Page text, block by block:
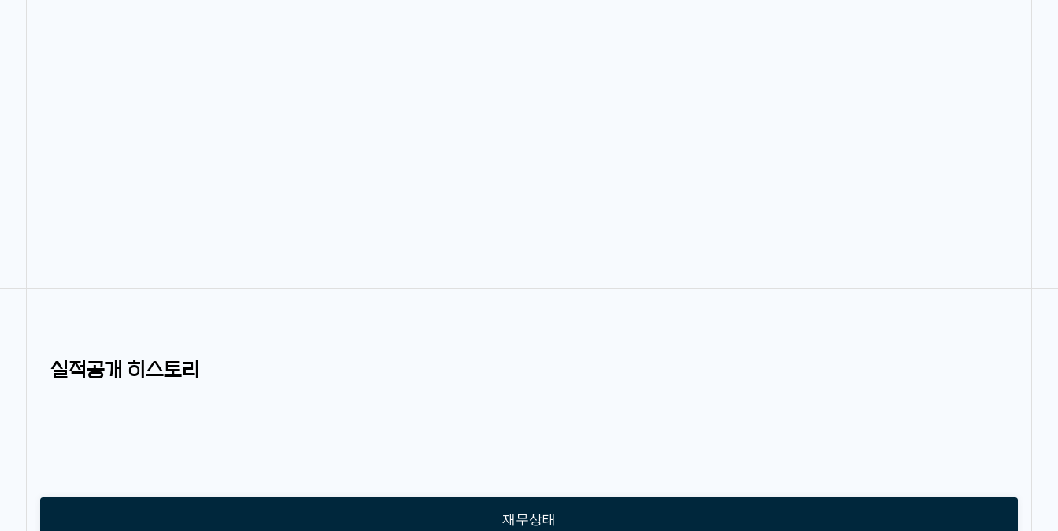
실적공개 히스토리
재무상태